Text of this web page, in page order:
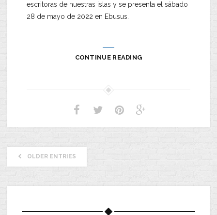
escritoras de nuestras islas y se presenta el sábado
28 de mayo de 2022 en Ebusus.
CONTINUE READING
OLDER ENTRIES